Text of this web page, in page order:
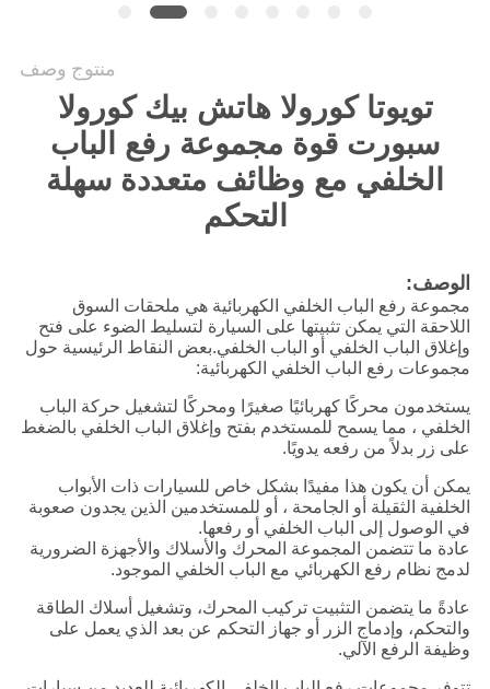
منتوج وصف
تويوتا كورولا هاتش بيك كورولا
سبورت قوة مجموعة رفع الباب
الخلفي مع وظائف متعددة سهلة
التحكم
الوصف:
مجموعة رفع الباب الخلفي الكهربائية هي ملحقات السوق
اللاحقة التي يمكن تثبيتها على السيارة لتسليط الضوء على فتح
وإغلاق الباب الخلفي أو الباب الخلفي.بعض النقاط الرئيسية حول
مجموعات رفع الباب الخلفي الكهربائية:
يستخدمون محركًا كهربائيًا صغيرًا ومحركًا لتشغيل حركة الباب
الخلفي ، مما يسمح للمستخدم بفتح وإغلاق الباب الخلفي بالضغط
على زر بدلاً من رفعه يدويًا.
يمكن أن يكون هذا مفيدًا بشكل خاص للسيارات ذات الأبواب
الخلفية الثقيلة أو الجامحة ، أو للمستخدمين الذين يجدون صعوبة
في الوصول إلى الباب الخلفي أو رفعها.
عادة ما تتضمن المجموعة المحرك والأسلاك والأجهزة الضرورية
لدمج نظام رفع الكهربائي مع الباب الخلفي الموجود.
عادةً ما يتضمن التثبيت تركيب المحرك، وتشغيل أسلاك الطاقة
والتحكم، وإدماج الزر أو جهاز التحكم عن بعد الذي يعمل على
وظيفة الرفع الآلي.